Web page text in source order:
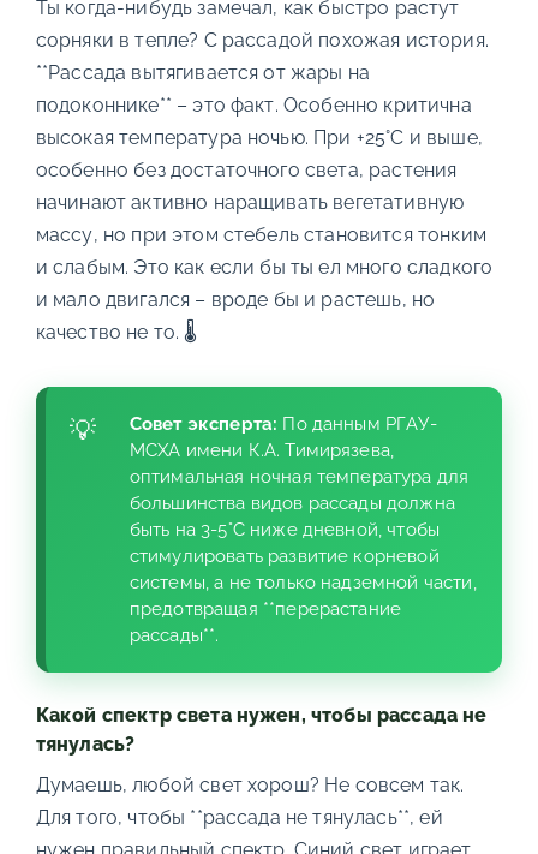
Ты когда-нибудь замечал, как быстро растут
сорняки в тепле? С рассадой похожая история.
**Рассада вытягивается от жары на
подоконнике** – это факт. Особенно критична
высокая температура ночью. При +25°C и выше,
особенно без достаточного света, растения
начинают активно наращивать вегетативную
массу, но при этом стебель становится тонким
и слабым. Это как если бы ты ел много сладкого
и мало двигался – вроде бы и растешь, но
качество не то. 🌡️
Совет эксперта: По данным РГАУ-
МСХА имени К.А. Тимирязева,
оптимальная ночная температура для
большинства видов рассады должна
быть на 3-5°C ниже дневной, чтобы
стимулировать развитие корневой
системы, а не только надземной части,
предотвращая **перерастание
рассады**.
Какой спектр света нужен, чтобы рассада не
тянулась?
Думаешь, любой свет хорош? Не совсем так.
Для того, чтобы **рассада не тянулась**, ей